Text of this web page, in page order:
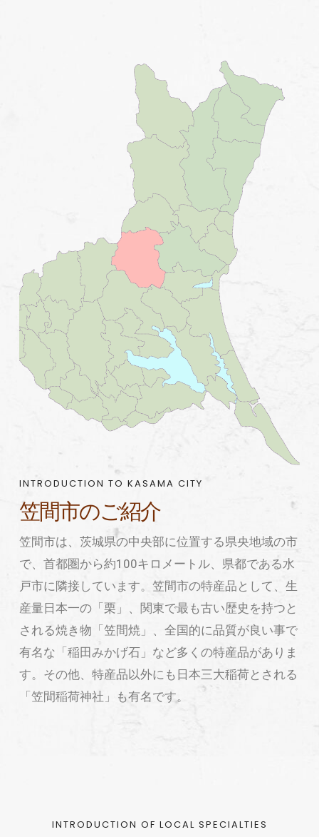
INTRODUCTION TO KASAMA CITY
笠間市のご紹介
笠間市は、茨城県の中央部に位置する県央地域の市
で、首都圏から約100キロメートル、県都である水
戸市に隣接しています。笠間市の特産品として、生
産量日本一の「栗」、関東で最も古い歴史を持つと
される焼き物「笠間焼」、全国的に品質が良い事で
有名な「稲田みかげ石」など多くの特産品がありま
す。その他、特産品以外にも日本三大稲荷とされる
「笠間稲荷神社」も有名です。
INTRODUCTION OF LOCAL SPECIALTIES